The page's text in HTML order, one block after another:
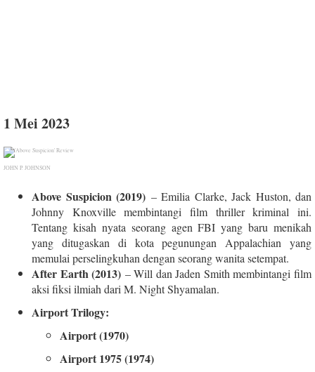
1 Mei 2023
JOHN P. JOHNSON
Above Suspicion (2019) – Emilia Clarke, Jack Huston, dan
Johnny Knoxville membintangi film thriller kriminal ini.
Tentang kisah nyata seorang agen FBI yang baru menikah
yang ditugaskan di kota pegunungan Appalachian yang
memulai perselingkuhan dengan seorang wanita setempat.
After Earth (2013) – Will dan Jaden Smith membintangi film
aksi fiksi ilmiah dari M. Night Shyamalan.
Airport Trilogy:
Airport (1970)
Airport 1975 (1974)